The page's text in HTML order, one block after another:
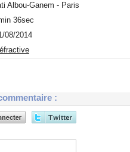
Albou-Ganem - Paris
36sec
08/2014
: